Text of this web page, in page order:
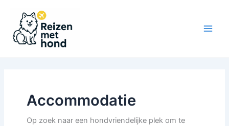
inhoud
Accommodatie
Op zoek naar een hondvriendelijke plek om te